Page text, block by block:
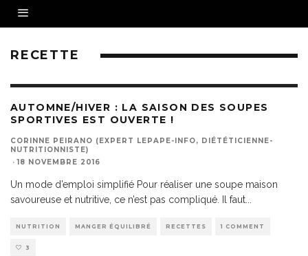
RECETTE
AUTOMNE/HIVER : LA SAISON DES SOUPES
SPORTIVES EST OUVERTE !
CORINNE PEIRANO (EXPERT LEPAPE-INFO, DIÉTÉTICIENNE-
NUTRITIONNISTE)
· 18 NOVEMBRE 2016
Un mode d’emploi simplifié Pour réaliser une soupe maison
savoureuse et nutritive, ce n’est pas compliqué. Il faut
NUTRITION MANGER ÉQUILIBRÉ RECETTES 1 COMMENT
3